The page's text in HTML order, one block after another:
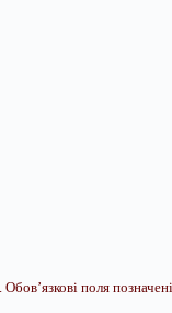
Обов’язкові поля позначені